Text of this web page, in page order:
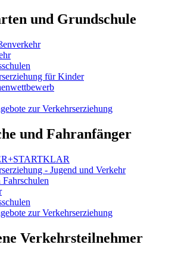
und Grundschule
für Kinder
zur Verkehrserziehung
und Fahranfänger
- Jugend und Verkehr
Fahrschulen
zur Verkehrserziehung
Verkehrsteilnehmer